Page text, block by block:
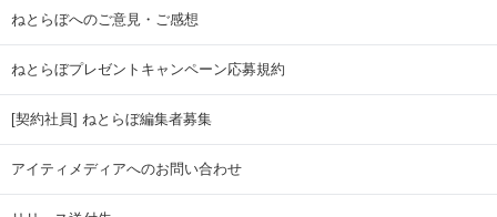
ねとらぼへのご意見・ご感想
ねとらぼプレゼントキャンペーン応募規約
[契約社員] ねとらぼ編集者募集
アイティメディアへのお問い合わせ